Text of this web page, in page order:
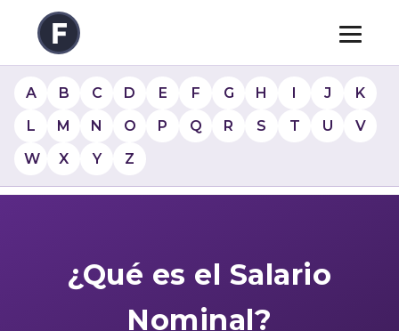
A B C D E F G H I J
K
L
M N O P Q R S T U
V
W
X Y Z
¿Qué es el Salario
Nominal?